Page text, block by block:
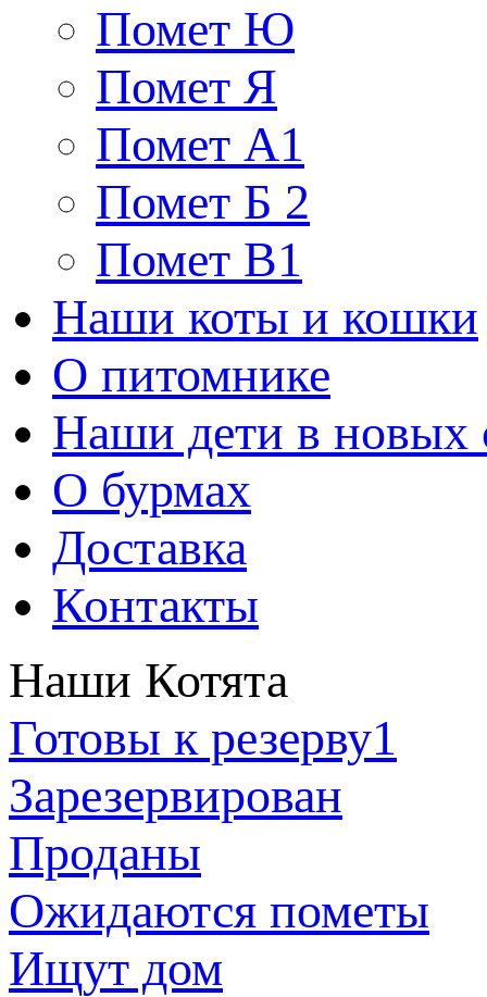
Помет Ю
Помет Я
Помет A1
Помет Б 2
Помет В1
Наши коты и кошки
О питомнике
Наши дети в новых
О бурмах
Доставка
Контакты
Наши Котята
Готовы к резерву1
Зарезервирован
Проданы
Ожидаются пометы
Ищут дом